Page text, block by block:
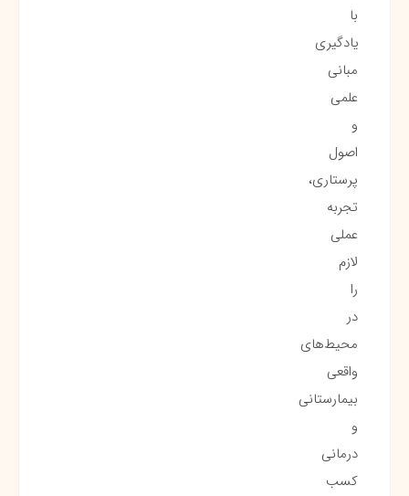
با
یادگیری
مبانی
علمی
و
اصول
پرستاری،
تجربه
عملی
لازم
را
در
محیط‌های
واقعی
بیمارستانی
و
درمانی
کسب